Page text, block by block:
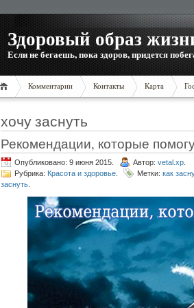
Здоровый образ
Если не бегаешь, пока здоров, придется
Комментарии Контакты Карта
хочу заснуть
Рекомендации, которые
Опубликовано: 9 июня 2015. Автор: vetal.xp
Рубрика: Красота и здоровье Метки: как
заснуть